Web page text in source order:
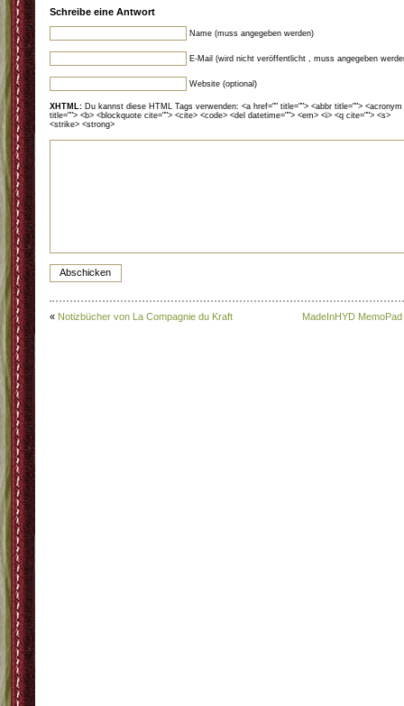
Schreibe eine Antwort
Name (muss angegeben werden)
E-Mail (wird nicht veröffentlicht , muss angegeben
Website (optional)
XHTML: Du kannst diese HTML Tags verwenden: <a href="" title=""> <abbr title=""> <acronym
title=""> <b> <blockquote cite=""> <cite> <code> <del datetime=""> <em> <i> <q cite=""> <s>
<strike> <strong>
« Notizbücher von La Compagnie du Kraft MadeInHYD MemoPad